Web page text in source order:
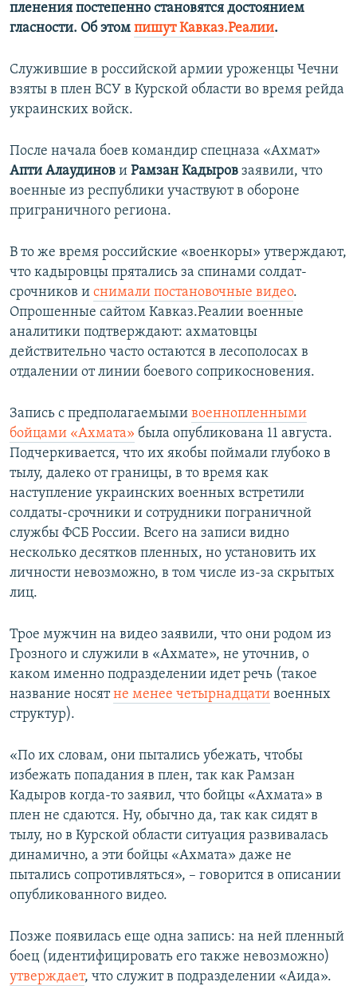
пленения постепенно становятся достоянием
гласности. Об этом пишут Кавказ.Реалии.
Служившие в российской армии уроженцы Чечни
взяты в плен ВСУ в Курской области во время рейда
украинских войск.
После начала боев командир спецназа «Ахмат»
Апти Алаудинов и Рамзан Кадыров заявили, что
военные из республики участвуют в обороне
приграничного региона.
В то же время российские «военкоры» утверждают,
что кадыровцы прятались за спинами солдат-
срочников и снимали постановочные видео.
Опрошенные сайтом Кавказ.Реалии военные
аналитики подтверждают: ахматовцы
действительно часто остаются в лесополосах в
отдалении от линии боевого соприкосновения.
Запись с предполагаемыми военнопленными
бойцами «Ахмата» была опубликована 11 августа.
Подчеркивается, что их якобы поймали глубоко в
тылу, далеко от границы, в то время как
наступление украинских военных встретили
солдаты-срочники и сотрудники пограничной
службы ФСБ России. Всего на записи видно
несколько десятков пленных, но установить их
личности невозможно, в том числе из-за скрытых
лиц.
Трое мужчин на видео заявили, что они родом из
Грозного и служили в «Ахмате», не уточнив, о
каком именно подразделении идет речь (такое
название носятне менее четырнадцати военных
структур).
«По их словам, они пытались убежать, чтобы
избежать попадания в плен, так как Рамзан
Кадыров когда-то заявил, что бойцы «Ахмата» в
плен не сдаются. Ну, обычно да, так как сидят в
тылу, но в Курской области ситуация развивалась
динамично, а эти бойцы «Ахмата» даже не
пытались сопротивляться», – говорится в описании
опубликованного видео.
Позже появилась еще одна запись: на ней пленный
боец (идентифицировать его также невозможно)
утверждает, что служит в подразделении «Аида».